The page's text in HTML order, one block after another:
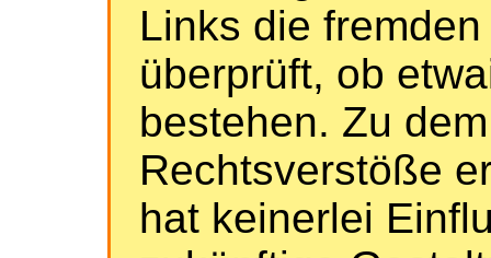
Links die
überprüft, ob
bestehen. Zu
Rechtsverstöße
hat keinerlei